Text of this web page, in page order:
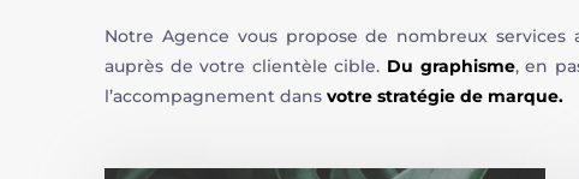
Notre Agence vous propose de nombreux
auprès de votre clientèle cible. Du graphisme, en
l’accompagnement dans votre stratégie de marque.